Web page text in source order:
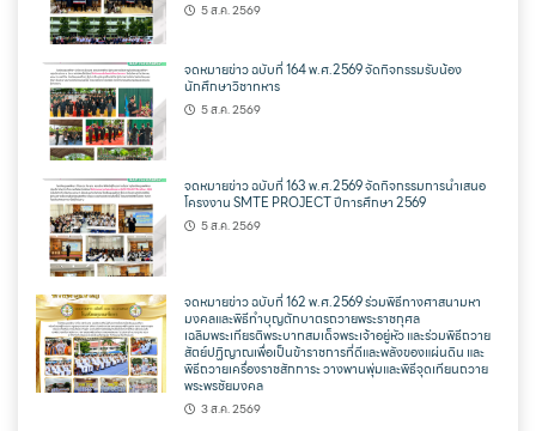
5 ส.ค. 2569
จดหมายข่าว ฉบับที่ 164 พ.ศ.2569 จัดกิจกรรมรับน้อง
นักศึกษาวิชาทหาร
5 ส.ค. 2569
จดหมายข่าว ฉบับที่ 163 พ.ศ.2569 จัดกิจกรรมการนำเสนอ
โครงงาน SMTE PROJECT ปีการศึกษา 2569
5 ส.ค. 2569
จดหมายข่าว ฉบับที่ 162 พ.ศ.2569 ร่วมพิธีทางศาสนามหา
มงคลและพิธีทำบุญตักบาตรถวายพระราชกุศล
เฉลิมพระเกียรติพระบาทสมเด็จพระเจ้าอยู่หัว และร่วมพิธีถวาย
สัตย์ปฏิญาณเพื่อเป็นข้าราชการที่ดีและพลังของแผ่นดิน และ
พิธีถวายเครื่องราชสักการะ วางพานพุ่มและพิธีจุดเทียนถวาย
พระพรชัยมงคล
3 ส.ค. 2569